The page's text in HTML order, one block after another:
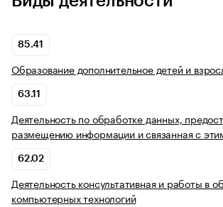
85.41
Образование дополнительное детей и
63.11
Деятельность по обработке данных,
размещению информации и связанная с
62.02
Деятельность консультативная и работы в
компьютерных технологий